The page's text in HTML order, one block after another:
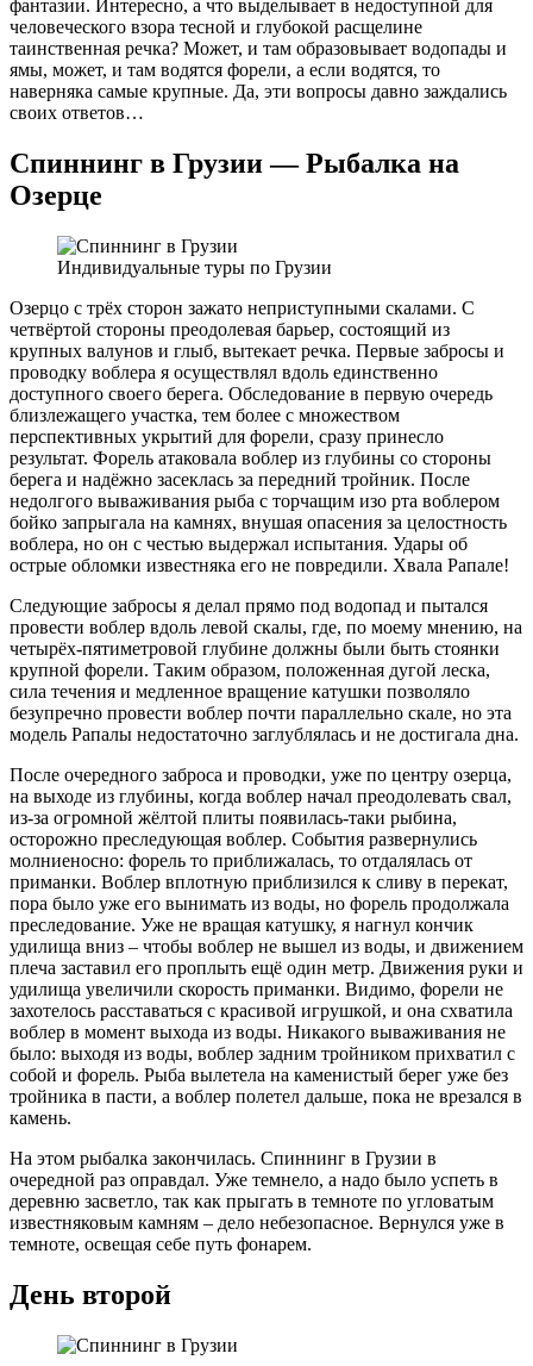
фантазии. Интересно, а что выделывает в недоступной для
человеческого взора тесной и глубокой расщелине
таинственная речка? Может, и там образовывает водопады и
ямы, может, и там водятся форели, а если водятся, то
наверняка самые крупные. Да, эти вопросы давно заждались
своих ответов…
Спиннинг в Грузии — Рыбалка на
Озерце
Индивидуальные туры по Грузии
Озерцо с трёх сторон зажато неприступными скалами. С
четвёртой стороны преодолевая барьер, состоящий из
крупных валунов и глыб, вытекает речка. Первые забросы и
проводку воблера я осуществлял вдоль единственно
доступного своего берега. Обследование в первую очередь
близлежащего участка, тем более с множеством
перспективных укрытий для форели, сразу принесло
результат. Форель атаковала воблер из глубины со стороны
берега и надёжно засеклась за передний тройник. После
недолгого вываживания рыба с торчащим изо рта воблером
бойко запрыгала на камнях, внушая опасения за целостность
воблера, но он с честью выдержал испытания. Удары об
острые обломки известняка его не повредили. Хвала Рапале!
Следующие забросы я делал прямо под водопад и пытался
провести воблер вдоль левой скалы, где, по моему мнению, на
четырёх-пятиметровой глубине должны были быть стоянки
крупной форели. Таким образом, положенная дугой леска,
сила течения и медленное вращение катушки позволяло
безупречно провести воблер почти параллельно скале, но эта
модель Рапалы недостаточно заглублялась и не достигала дна.
После очередного заброса и проводки, уже по центру озерца,
на выходе из глубины, когда воблер начал преодолевать свал,
из-за огромной жёлтой плиты появилась-таки рыбина,
осторожно преследующая воблер. События развернулись
молниеносно: форель то приближалась, то отдалялась от
приманки. Воблер вплотную приблизился к сливу в перекат,
пора было уже его вынимать из воды, но форель продолжала
преследование. Уже не вращая катушку, я нагнул кончик
удилища вниз – чтобы воблер не вышел из воды, и движением
плеча заставил его проплыть ещё один метр. Движения руки и
удилища увеличили скорость приманки. Видимо, форели не
захотелось расставаться с красивой игрушкой, и она схватила
воблер в момент выхода из воды. Никакого вываживания не
было: выходя из воды, воблер задним тройником прихватил с
собой и форель. Рыба вылетела на каменистый берег уже без
тройника в пасти, а воблер полетел дальше, пока не врезался в
камень.
На этом рыбалка закончилась. Спиннинг в Грузии в
очередной раз оправдал. Уже темнело, а надо было успеть в
деревню засветло, так как прыгать в темноте по угловатым
известняковым камням – дело небезопасное. Вернулся уже в
темноте, освещая себе путь фонарем.
День второй